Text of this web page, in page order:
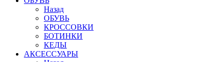
Назад
ОБУВЬ
КРОССОВКИ
БОТИНКИ
КЕДЫ
АКСЕССУАРЫ